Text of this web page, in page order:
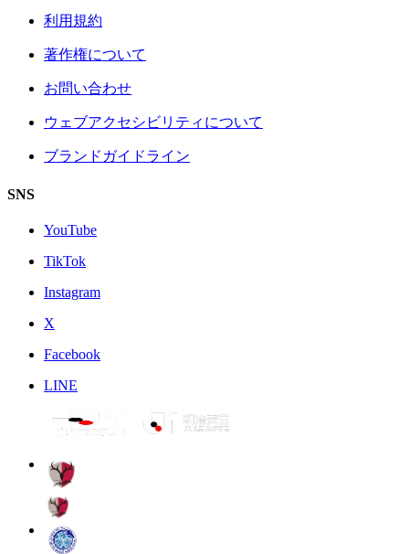
利用規約
著作権について
お問い合わせ
ウェブアクセシビリティについて
ブランドガイドライン
SNS
YouTube
TikTok
Instagram
X
Facebook
LINE